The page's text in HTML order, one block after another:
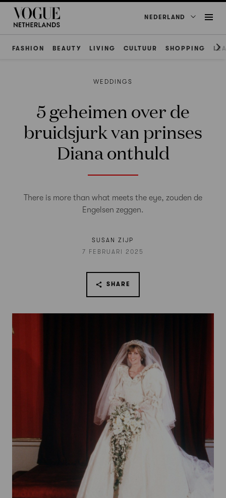
NEDERLAND
FASHION BEAUTY LIVING CULTUUR SHOPPING
WEDDINGS
5 geheimen over de
bruidsjurk van prinses
Diana onthuld
There is more than what meets the eye, zouden de
Engelsen zeggen.
SUSAN ZIJP
7 FEBRUARI 2025
SHARE